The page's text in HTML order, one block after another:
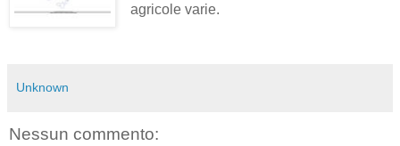
agricole varie.
Unknown
Nessun commento: